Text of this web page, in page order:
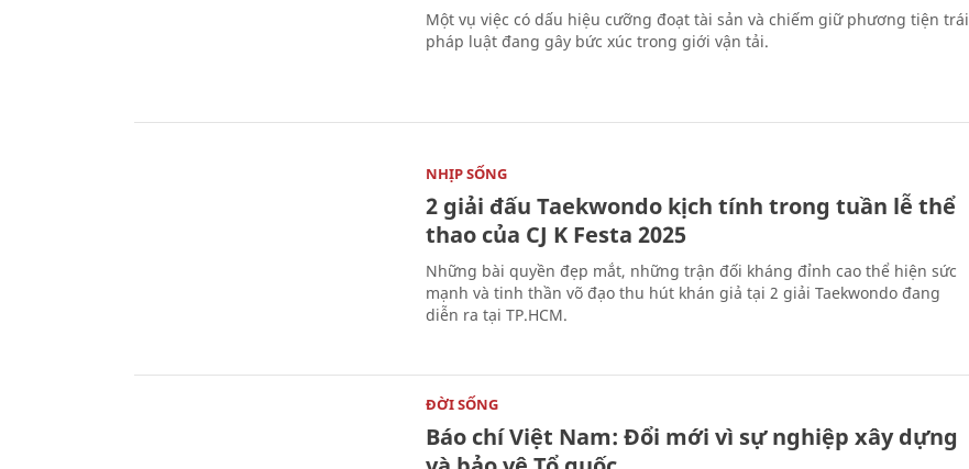
Một vụ việc có dấu hiệu cưỡng đoạt tài sản và chiếm giữ phương tiện trái
pháp luật đang gây bức xúc trong giới vận tải.
NHỊP SỐNG
2 giải đấu Taekwondo kịch tính trong tuần lễ thể
thao của CJ K Festa 2025
Những bài quyền đẹp mắt, những trận đối kháng đỉnh cao thể hiện sức
mạnh và tinh thần võ đạo thu hút khán giả tại 2 giải Taekwondo đang
diễn ra tại TP.HCM.
ĐỜI SỐNG
Báo chí Việt Nam: Đổi mới vì sự nghiệp xây dựng